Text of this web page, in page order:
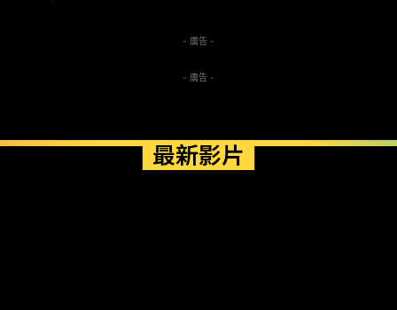
- 廣告 -
- 廣告 -
最新影片